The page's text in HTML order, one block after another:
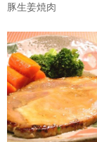
豚生姜焼肉